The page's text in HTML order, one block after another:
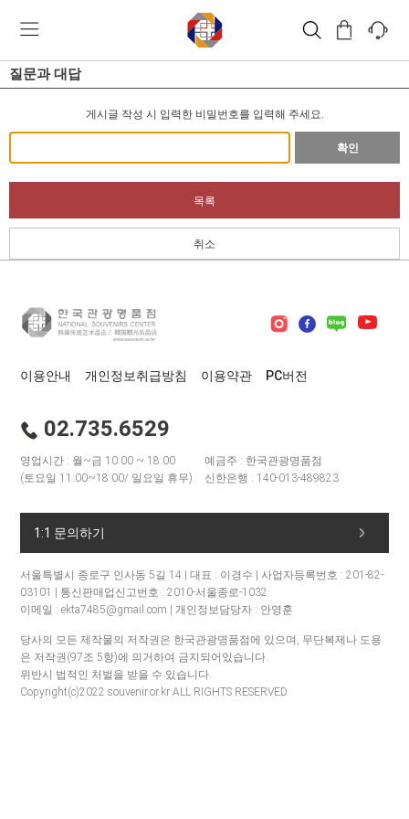
질문과 대답
게시글 작성 시 입력한 비밀번호를 입력해 주세요.
확인
목록
취소
이용안내 개인정보취급방침 이용약관 PC버전
02.735.6529
영업시간 : 월~금 10:00 ~ 18:00
(토요일 11:00~18:00/ 일요일 휴무)
예금주 : 한국관광명품점
신한은행 : 140-013-489823
1:1 문의하기
서울특별시 종로구 인사동 5길 14 | 대표 : 이경수 | 사업자등록번호 : 201-82-
03101 | 통신판매업신고번호 : 2010-서울종로-1032
이메일 : ekta7485@gmail.com | 개인정보담당자 : 안영훈
당사의 모든 제작물의 저작권은 한국관광명품점에 있으며, 무단복제나 도용
은 저작권(97조 5항)에 의거하여 금지되어있습니다.
위반시 법적인 처벌을 받을 수 있습니다.
Copyright(c)2022 souvenir.or.kr ALL RIGHTS RESERVED